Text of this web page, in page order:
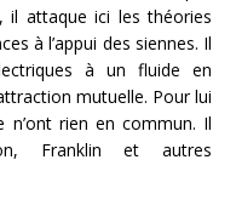
il attaque ici les théories
à l’appui des siennes. Il
à un fluide en
mutuelle. Pour lui
n’ont rien en commun. Il
Franklin et autres